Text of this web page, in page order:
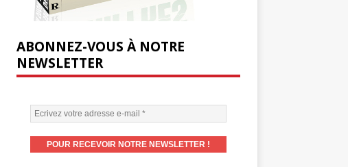
ABONNEZ-VOUS À NOTRE
NEWSLETTER